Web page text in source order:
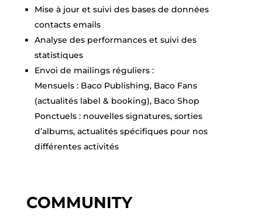
Mise à jour et suivi des bases de données
contacts emails
Analyse des performances et suivi des
statistiques
Envoi de mailings réguliers :
Mensuels : Baco Publishing, Baco Fans
(actualités label & booking), Baco Shop
Ponctuels : nouvelles signatures, sorties
d’albums, actualités spécifiques pour nos
différentes activités
COMMUNITY